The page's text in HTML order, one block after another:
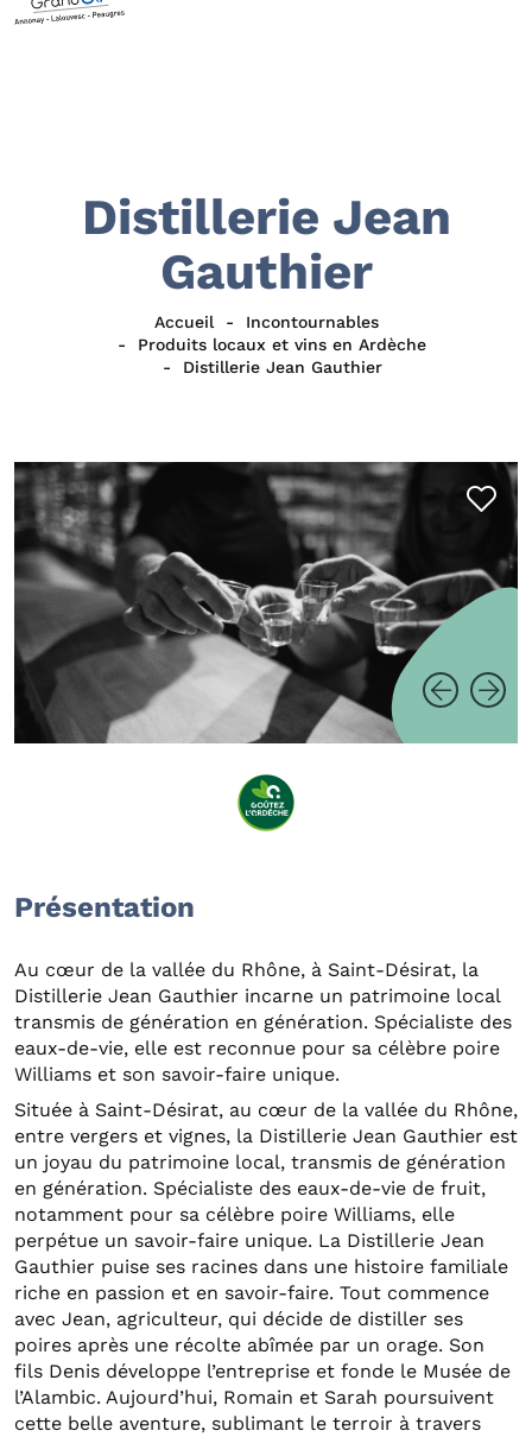
Distillerie Jean
Gauthier
Accueil
Incontournables
Produits locaux et vins en Ardèche
Distillerie Jean Gauthier
Présentation
Au cœur de la vallée du Rhône, à Saint-Désirat, la
Distillerie Jean Gauthier incarne un patrimoine local
transmis de génération en génération. Spécialiste des
eaux-de-vie, elle est reconnue pour sa célèbre poire
Williams et son savoir-faire unique.
Située à Saint-Désirat, au cœur de la vallée du Rhône,
entre vergers et vignes, la Distillerie Jean Gauthier est
un joyau du patrimoine local, transmis de génération
en génération. Spécialiste des eaux-de-vie de fruit,
notamment pour sa célèbre poire Williams, elle
perpétue un savoir-faire unique. La Distillerie Jean
Gauthier puise ses racines dans une histoire familiale
riche en passion et en savoir-faire. Tout commence
avec Jean, agriculteur, qui décide de distiller ses
poires après une récolte abîmée par un orage. Son
fils Denis développe l’entreprise et fonde le Musée de
l’Alambic. Aujourd’hui, Romain et Sarah poursuivent
cette belle aventure, sublimant le terroir à travers